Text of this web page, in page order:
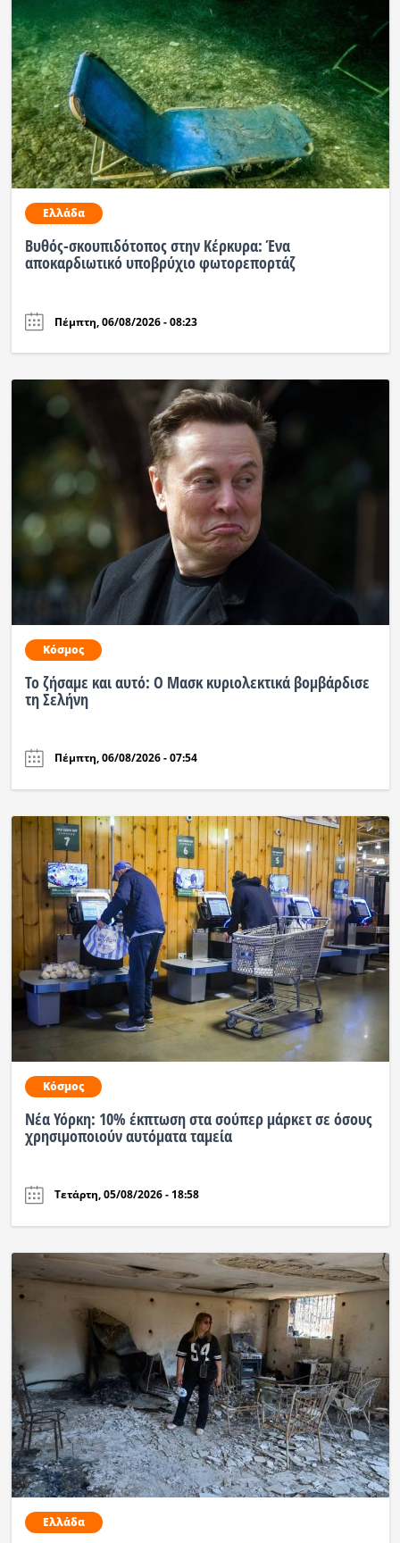
Ελλάδα
Βυθός-σκουπιδότοπος στην Κέρκυρα: Ένα
αποκαρδιωτικό υποβρύχιο φωτορεπορτάζ
Πέμπτη, 06/08/2026 - 08:23
Κόσμος
Το ζήσαμε και αυτό: Ο Μασκ κυριολεκτικά βομβάρδισε
τη Σελήνη
Πέμπτη, 06/08/2026 - 07:54
Κόσμος
Νέα Υόρκη: 10% έκπτωση στα σούπερ μάρκετ σε όσους
χρησιμοποιούν αυτόματα ταμεία
Τετάρτη, 05/08/2026 - 18:58
Ελλάδα